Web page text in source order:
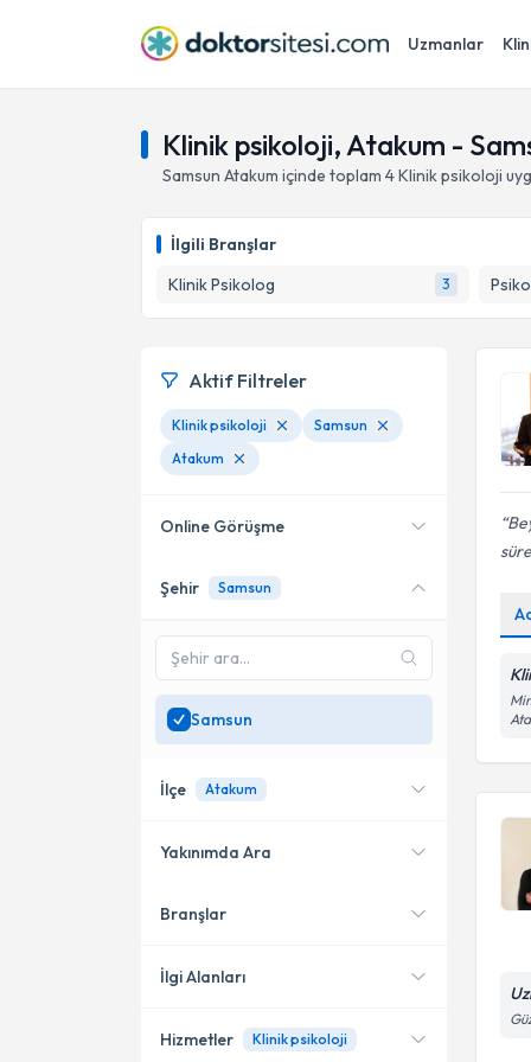
Uzmanlar
Klinik psikoloji, Atakum -
Samsun Atakum içinde toplam 4Klinik psikoloji
İlgili Branşlar
Klinik Psikolog
3
Aktif Filtreler
Klinik psikoloji
Samsun
Atakum
Online Görüşme
Online danışmanlık sunan
SadeceSamsun
uzman ara
Şehir Samsun
Samsun
İlçe Atakum
Atakum
İlkadım
Yakınımda Ara
Konumuma yakın uzmanları
Branşlar
Klinik Psikolog
İlgi Alanları
Hizmetler Klinik psikoloji